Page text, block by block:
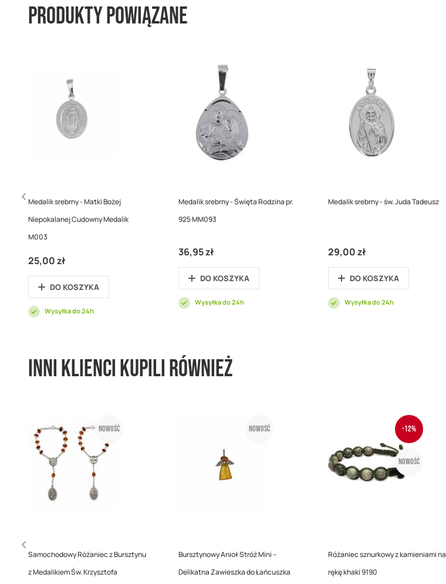
Produkty powiązane
Medalik srebrny - Matki Bożej
Niepokalanej Cudowny Medalik
M003
25,00 zł
DO KOSZYKA
Wysyłka do 24h
Medalik srebrny - Święta Rodzina pr.
925 MM093
36,95 zł
DO KOSZYKA
Wysyłka do 24h
Medalik srebrny - św. Juda Tadeusz
29,00 zł
DO KOSZYKA
Wysyłka do 24h
Inni klienci kupili również
Nowość
Samochodowy Różaniec z Bursztynu
z Medalikiem Św. Krzysztofa
Nowość
Bursztynowy Anioł Stróż Mini –
Delikatna Zawieszka do Łańcuszka
-12%
Nowość
Różaniec sznurkowy z kamieniami na
rękę khaki 9190